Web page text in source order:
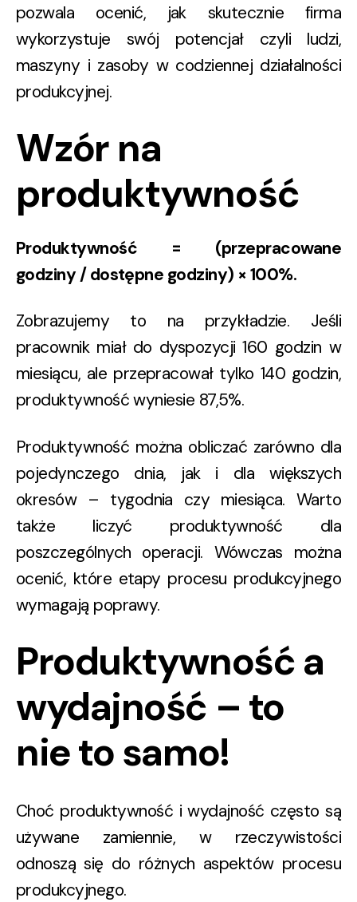
pozwala ocenić, jak skutecznie firma
wykorzystuje swój potencjał czyli ludzi,
maszyny i zasoby w codziennej działalności
produkcyjnej.
Wzór na
produktywność
Produktywność = (przepracowane
godziny / dostępne godziny) × 100%.
Zobrazujemy to na przykładzie. Jeśli
pracownik miał do dyspozycji 160 godzin w
miesiącu, ale przepracował tylko 140 godzin,
produktywność wyniesie 87,5%.
Produktywność można obliczać zarówno dla
pojedynczego dnia, jak i dla większych
okresów – tygodnia czy miesiąca. Warto
także liczyć produktywność dla
poszczególnych operacji. Wówczas można
ocenić, które etapy procesu produkcyjnego
wymagają poprawy.
Produktywność a
wydajność – to
nie to samo!
Choć produktywność i wydajność często są
używane zamiennie, w rzeczywistości
odnoszą się do różnych aspektów procesu
produkcyjnego.